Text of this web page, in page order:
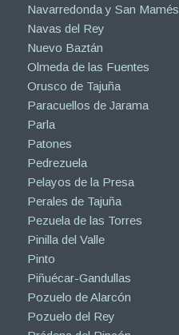
Navarredonda y San Mamés
Navas del Rey
Nuevo Baztán
Olmeda de las Fuentes
Orusco de Tajuña
Paracuellos de Jarama
Parla
Patones
Pedrezuela
Pelayos de la Presa
Perales de Tajuña
Pezuela de las Torres
Pinilla del Valle
Pinto
Piñuécar-Gandullas
Pozuelo de Alarcón
Pozuelo del Rey